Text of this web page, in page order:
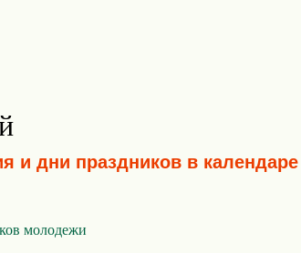
и дни праздников в календаре
молодежи